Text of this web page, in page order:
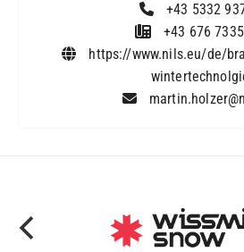
+43 5332
+43 676
https://www.nils.eu/de/